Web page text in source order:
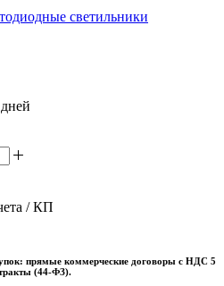
светильники
/ КП
прямые коммерческие договоры с НДС 5
(44-ФЗ).